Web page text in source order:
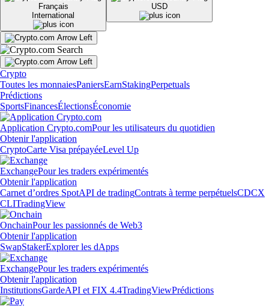
Français
International
USD
Crypto
Toutes les monnaiesPaniersEarnStakingPerpetuals
Prédictions
SportsFinancesÉlectionsÉconomie
Application Crypto.comPour les utilisateurs du quotidien
Obtenir l'application
CryptoCarte Visa prépayéeLevel Up
ExchangePour les traders expérimentés
Obtenir l'application
Carnet d’ordres SpotAPI de tradingContrats à terme perpétuelsCDCX
CLITradingView
OnchainPour les passionnés de Web3
Obtenir l'application
SwapStakerExplorer les dApps
ExchangePour les traders expérimentés
Obtenir l'application
InstitutionsGardeAPI et FIX 4.4TradingViewPrédictions